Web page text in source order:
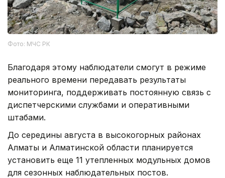
Фото: МЧС РК
Благодаря этому наблюдатели смогут в режиме
реального времени передавать результаты
мониторинга, поддерживать постоянную связь с
диспетчерскими службами и оперативными
штабами.
До середины августа в высокогорных районах
Алматы и Алматинской области планируется
установить еще 11 утепленных модульных домов
для сезонных наблюдательных постов.